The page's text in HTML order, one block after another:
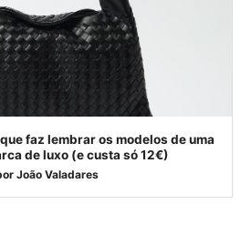
faz lembrar os modelos de uma
de luxo (e custa só 12€)
João Valadares